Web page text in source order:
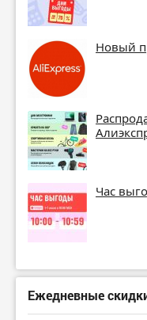
Новый
Час
Ежедневные